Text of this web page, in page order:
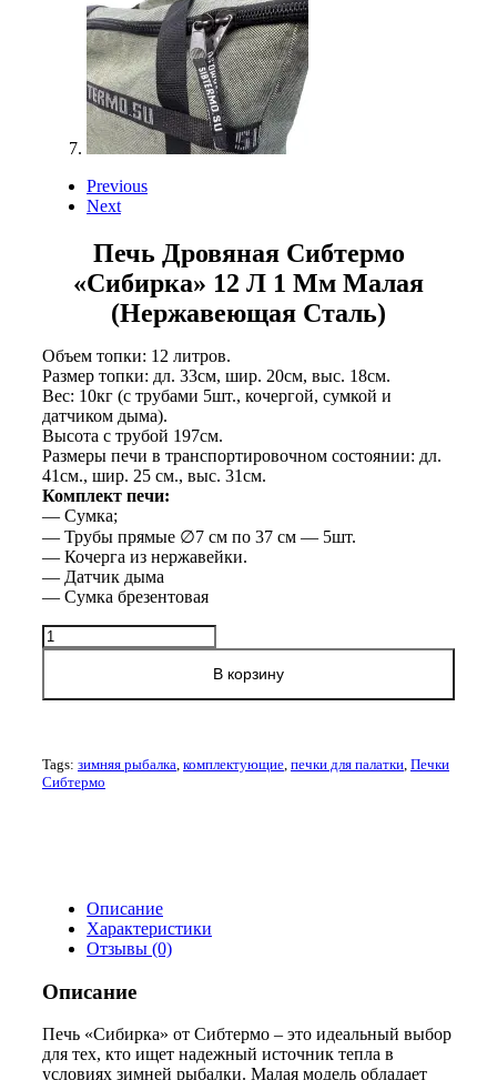
Previous
Next
Печь Дровяная Сибтермо
«Сибирка» 12 Л 1 Мм Малая
(Нержавеющая Сталь)
Объем топки: 12 литров.
Размер топки: дл. 33см, шир. 20см, выс. 18см.
Вес: 10кг (с трубами 5шт., кочергой, сумкой и
датчиком дыма).
Высота с трубой 197см.
Размеры печи в транспортировочном состоянии: дл.
41см., шир. 25 см., выс. 31см.
Комплект печи:
— Сумка;
— Трубы прямые ∅7 см по 37 см — 5шт.
— Кочерга из нержавейки.
— Датчик дыма
— Сумка брезентовая
Количество
товара
л
1
В корзину
Tags: зимняя рыбалка, комплектующие, печки для палатки, Печки
Сибтермо
Описание
Характеристики
Отзывы (0)
Описание
Печь «Сибирка» от Сибтермо – это идеальный выбор
для тех, кто ищет надежный источник тепла в
условиях зимней рыбалки. Малая модель обладает